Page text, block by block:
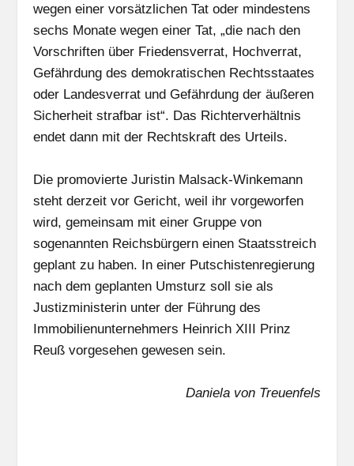
wegen einer vorsätzlichen Tat oder mindestens
sechs Monate wegen einer Tat, „die nach den
Vorschriften über Friedensverrat, Hochverrat,
Gefährdung des demokratischen Rechtsstaates
oder Landesverrat und Gefährdung der äußeren
Sicherheit strafbar ist“. Das Richterverhältnis
endet dann mit der Rechtskraft des Urteils.
Die promovierte Juristin Malsack-Winkemann
steht derzeit vor Gericht, weil ihr vorgeworfen
wird, gemeinsam mit einer Gruppe von
sogenannten Reichsbürgern einen Staatsstreich
geplant zu haben. In einer Putschistenregierung
nach dem geplanten Umsturz soll sie als
Justizministerin unter der Führung des
Immobilienunternehmers Heinrich XIII Prinz
Reuß vorgesehen gewesen sein.
Daniela von Treuenfels